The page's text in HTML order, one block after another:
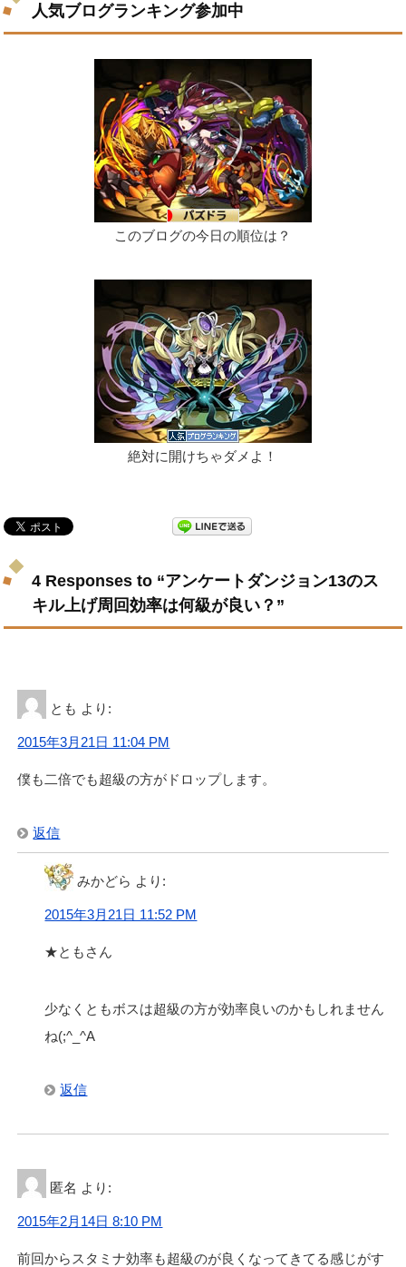
人気ブログランキング参加中
このブログの今日の順位は？
絶対に開けちゃダメよ！
4 Responses to “アンケートダンジョン13のス
キル上げ周回効率は何級が良い？”
とも より:
2015年3月21日 11:04 PM
僕も二倍でも超級の方がドロップします。
返信
みかどら より:
2015年3月21日 11:52 PM
★ともさん
少なくともボスは超級の方が効率良いのかもしれません
ね(;^_^A
返信
匿名 より:
2015年2月14日 8:10 PM
前回からスタミナ効率も超級のが良くなってきてる感じがす